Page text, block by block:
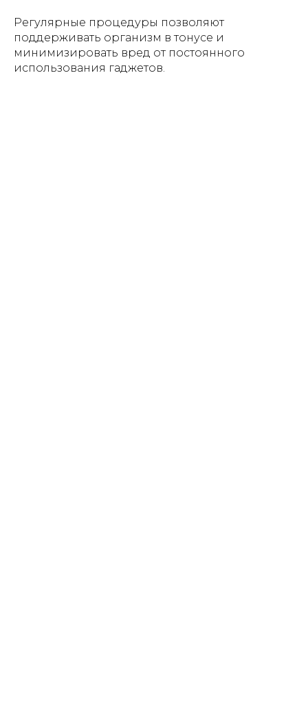
Регулярные процедуры позволяют
поддерживать организм в тонусе и
минимизировать вред от постоянного
использования гаджетов.